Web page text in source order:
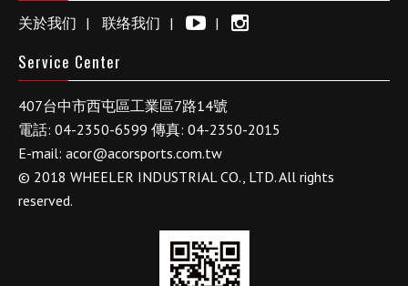
关於我们 联络我们
Service Center
407台中市西屯區工業區7路14號
電話: 04-2350-6599 傳真: 04-2350-2015
E-mail: acor@acorsports.com.tw
© 2018 WHEELER INDUSTRIAL CO., LTD. All rights
reserved.